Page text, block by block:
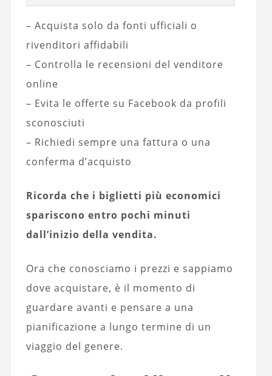
– Acquista solo da fonti ufficiali o
rivenditori affidabili
– Controlla le recensioni del venditore
online
– Evita le offerte su Facebook da profili
sconosciuti
– Richiedi sempre una fattura o una
conferma d’acquisto
Ricorda che i biglietti più economici
spariscono entro pochi minuti
dall’inizio della vendita.
Ora che conosciamo i prezzi e sappiamo
dove acquistare, è il momento di
guardare avanti e pensare a una
pianificazione a lungo termine di un
viaggio del genere.